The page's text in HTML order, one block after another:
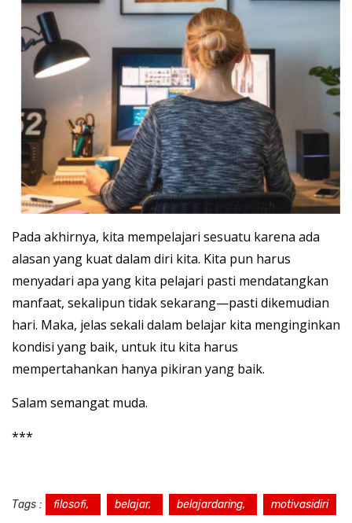
Pada akhirnya, kita mempelajari sesuatu karena ada
alasan yang kuat dalam diri kita. Kita pun harus
menyadari apa yang kita pelajari pasti mendatangkan
manfaat, sekalipun tidak sekarang—pasti dikemudian
hari. Maka, jelas sekali dalam belajar kita menginginkan
kondisi yang baik, untuk itu kita harus
mempertahankan hanya pikiran yang baik.
Salam semangat muda.
***
Tags : filosofi, belajar, belajardaring, motivasidiri